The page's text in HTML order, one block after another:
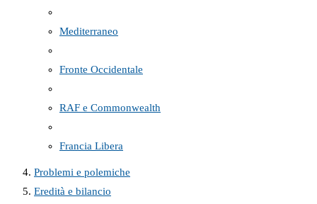
Mediterraneo
Fronte Occidentale
RAF e Commonwealth
Francia Libera
Problemi e polemiche
Eredità e bilancio